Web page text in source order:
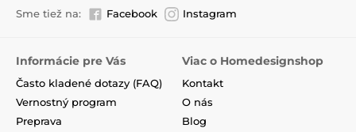
Sme tiež na: Facebook Instagram
Informácie pre Vás
Často kladené dotazy (FAQ)
Vernostný program
Preprava
Viac o Homedesignshop
Kontakt
O nás
Blog